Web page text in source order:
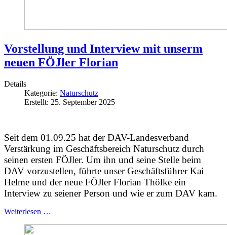
Vorstellung und Interview mit unserm
neuen FÖJler Florian
Details
Kategorie: Naturschutz
Erstellt: 25. September 2025
Seit dem 01.09.25 hat der DAV-Landesverband
Verstärkung im Geschäftsbereich Naturschutz durch
seinen ersten FÖJler. Um ihn und seine Stelle beim
DAV vorzustellen, führte unser Geschäftsführer Kai
Helme und der neue FÖJler Florian Thölke ein
Interview zu seiener Person und wie er zum DAV kam.
Weiterlesen …